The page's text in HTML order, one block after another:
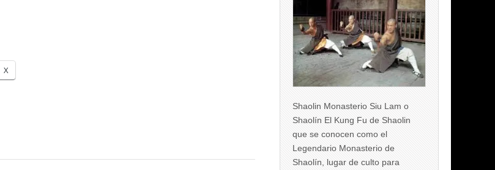
X
Shaolin Monasterio Siu Lam o
Shaolín El Kung Fu de Shaolin
que se conocen como el
Legendario Monasterio de
Shaolín, lugar de culto para